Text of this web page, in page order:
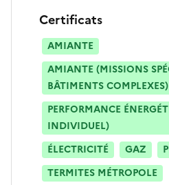
Certificats
AMIANTE
AMIANTE (MISSIONS
BÂTIMENTS COMPLEXES)
PERFORMANCE
INDIVIDUEL)
ÉLECTRICITÉ
GAZ
TERMITES MÉTROPOLE